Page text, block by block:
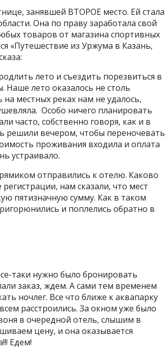
занявшей ВТОРОЕ место. Ей стала
Она по праву заработала свой
товаров от магазина спортивных
«Путешествие из Уржума в Казань,
лето и съездить порезвиться в
Наше лето оказалось не столь
местных реках нам не удалось,
Особо ничего планировать
часто, собственно говоря, как и в
решили вечером, чтобы переночевать
проживания входила и оплата
устраивало.
отправились к отелю. Каково
нам сказали, что мест
пятизначную сумму. Как в таком
и поплелись обратно в
таки нужно было бронировать
заказ, ждем. А сами тем временем
ночлег. Все что ближе к аквапарку
расстроились. За окном уже было
в очередной отель, слышим в
цену, и она оказывается
Едем!